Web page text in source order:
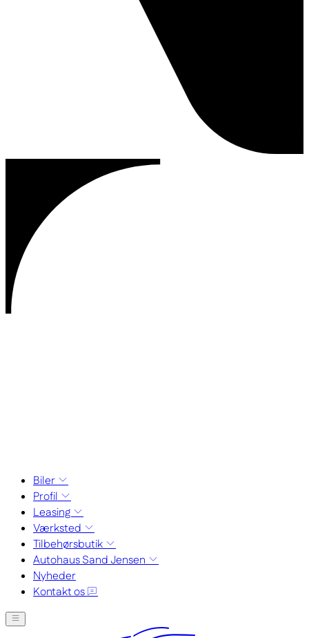
Biler
Profil
Leasing
Værksted
Tilbehørsbutik
Autohaus Sand Jensen
Nyheder
Kontakt os